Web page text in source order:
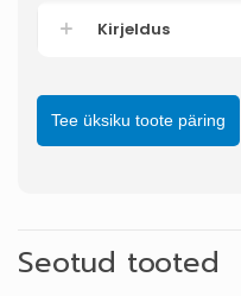
Kirjeldus
Tee üksiku toote päring
Seotud tooted